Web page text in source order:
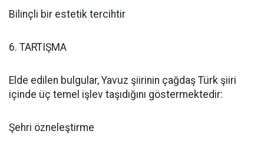
Bilinçli bir estetik tercihtir
6. TARTIŞMA
Elde edilen bulgular, Yavuz şiirinin çağdaş Türk şiiri
içinde üç temel işlev taşıdığını göstermektedir:
Şehri özneleştirme